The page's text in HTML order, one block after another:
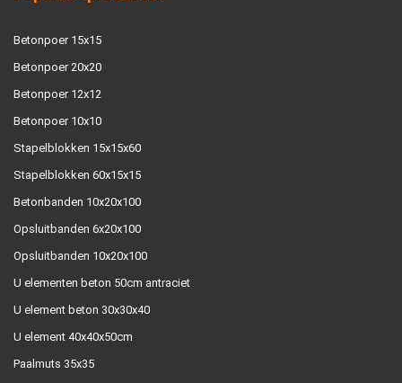
Betonpoer 15x15
Betonpoer 20x20
Betonpoer 12x12
Betonpoer 10x10
Stapelblokken 15x15x60
Stapelblokken 60x15x15
Betonbanden 10x20x100
Opsluitbanden 6x20x100
Opsluitbanden 10x20x100
U elementen beton 50cm antraciet
U element beton 30x30x40
U element 40x40x50cm
Paalmuts 35x35